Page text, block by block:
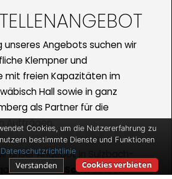
unseres Angebots suchen wir
Klempner und
mit freien Kapazitäten im
Hall sowie in ganz
als Partner für die
Aufträgen.
unser Angebot in Sulzbach-
Raum Schwäbisch
Cookies, um die Nutzererfahrung zu
bestimmte Dienste und Funktionen
Datenschutzrichtlinie
Cookies verbieten
Verstanden